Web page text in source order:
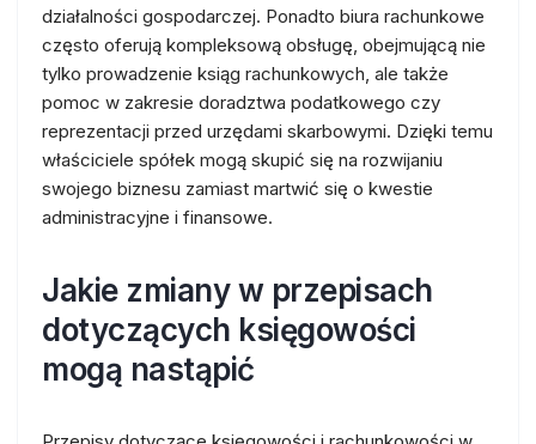
działalności gospodarczej. Ponadto biura rachunkowe
często oferują kompleksową obsługę, obejmującą nie
tylko prowadzenie ksiąg rachunkowych, ale także
pomoc w zakresie doradztwa podatkowego czy
reprezentacji przed urzędami skarbowymi. Dzięki temu
właściciele spółek mogą skupić się na rozwijaniu
swojego biznesu zamiast martwić się o kwestie
administracyjne i finansowe.
Jakie zmiany w przepisach
dotyczących księgowości
mogą nastąpić